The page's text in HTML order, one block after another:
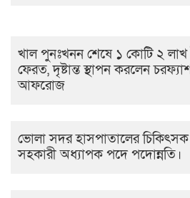
খাল পুনঃখনন শেষে ১ কোটি ২ লাখ
ফেরত, দৃষ্টান্ত স্থাপন করলেন
আফরোজ
ভোলা সদর হাসপাতালের
সহকারী অধ্যাপক পদে পদোন্নতি।